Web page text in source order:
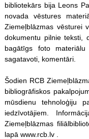
bibliotekārs bija Leons
novada vēstures
Ziemeļblāzmas vēsturei
dokumentu pilnie teksti,
bagātīgs foto
sagatavoti, komentāri.
Šodien RCB
bibliogrāfiskos
mūsdienu tehnoloģiju
iedzīvotājiem.
Ziemeļblāzmas
lapā www.rcb.lv .